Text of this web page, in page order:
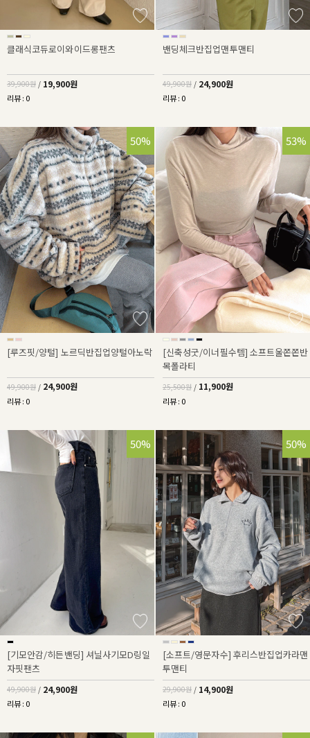
클래식코듀로이와이드롱팬츠
39,900원 / 19,900원
리뷰 : 0
밴딩체크반집업맨투맨티
49,900원 / 24,900원
리뷰 : 0
50%
[루즈핏/양털] 노르딕반집업양털아노락
49,900원 / 24,900원
리뷰 : 0
53%
[신축성굿/이너필수템] 소프트울쫀쫀반
목폴라티
25,500원 / 11,900원
리뷰 : 0
50%
[기모안감/히든밴딩] 셔닐사기모D링일
자핏팬츠
49,900원 / 24,900원
리뷰 : 0
50%
[소프트/영문자수] 후리스반집업카라맨
투맨티
29,900원 / 14,900원
리뷰 : 0